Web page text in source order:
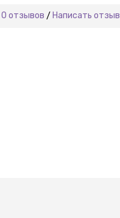
0 отзывов / Написать отзыв